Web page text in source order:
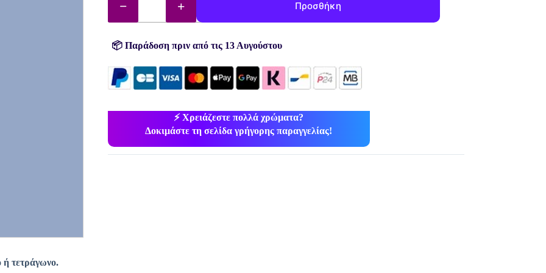
διαμάντια
αρ.
ποσότητα
Προσθήκη
📦 Παράδοση πριν από τις 13 Αυγούστου
⚡ Χρειάζεστε πολλά χρώματα?
Δοκιμάστε τη σελίδα γρήγορης παραγγελίας!
ή τετράγωνο.